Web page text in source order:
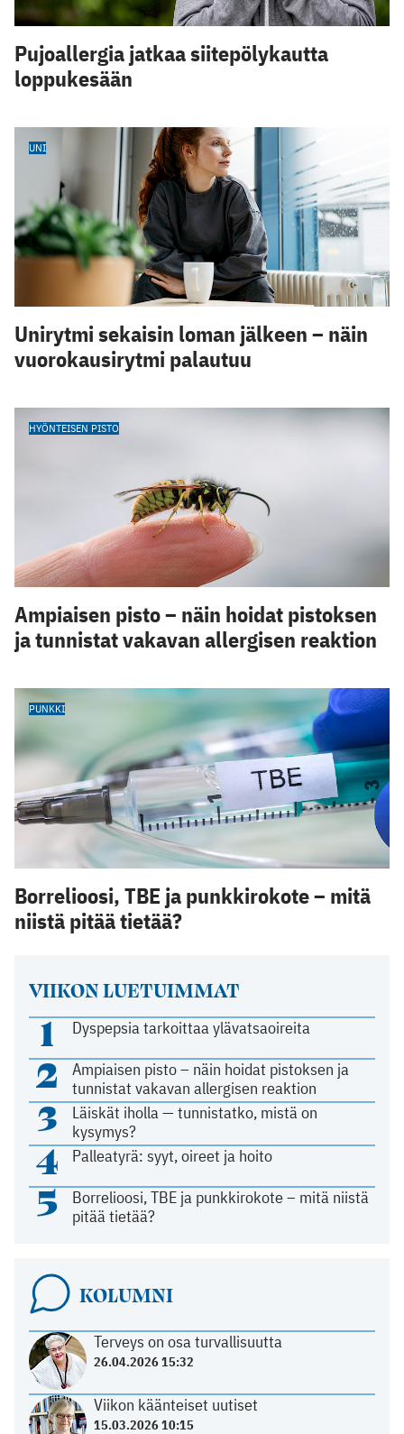
VIIKON LUETUIMMAT
1 Dyspepsia tarkoittaa ylävatsaoireita
2
Ampiaisen pisto – näin hoidat pistoksen ja
tunnistat vakavan allergisen reaktion
3
Läiskät iholla — tunnistatko, mistä on
kysymys?
4 Palleatyrä: syyt, oireet ja hoito
5
Borrelioosi, TBE ja punkkirokote – mitä niistä
pitää tietää?
KOLUMNI
Terveys on osa turvallisuutta
26.04.2026 15:32
Viikon käänteiset uutiset
15.03.2026 10:15
Pujoallergia jatkaa siitepölykautta
loppukesään
UNI
Unirytmi sekaisin loman jälkeen – näin
vuorokausirytmi palautuu
HYÖNTEISEN PISTO
Ampiaisen pisto – näin hoidat pistoksen
ja tunnistat vakavan allergisen reaktion
PUNKKI
Borrelioosi, TBE ja punkkirokote – mitä
niistä pitää tietää?